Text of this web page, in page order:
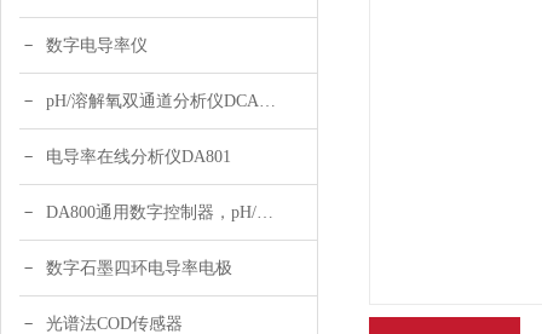
数字电导率仪
pH/溶解氧双通道分析仪DCA120
电导率在线分析仪DA801
DA800通用数字控制器，pH/DO/ORP多参数
数字石墨四环电导率电极
光谱法COD传感器